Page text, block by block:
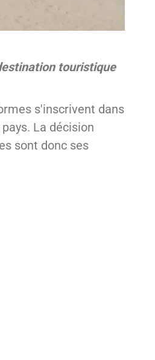
touristique
s'inscrivent dans
La décision
sont donc ses